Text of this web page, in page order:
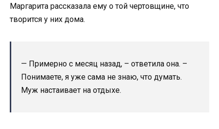
Маргарита рассказала ему о той чертовщине, что
творится у них дома.
— Примерно с месяц назад, – ответила она. –
Понимаете, я уже сама не знаю, что думать.
Муж настаивает на отдыхе.